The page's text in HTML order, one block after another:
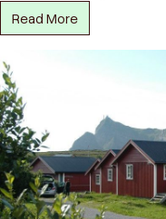
Read More